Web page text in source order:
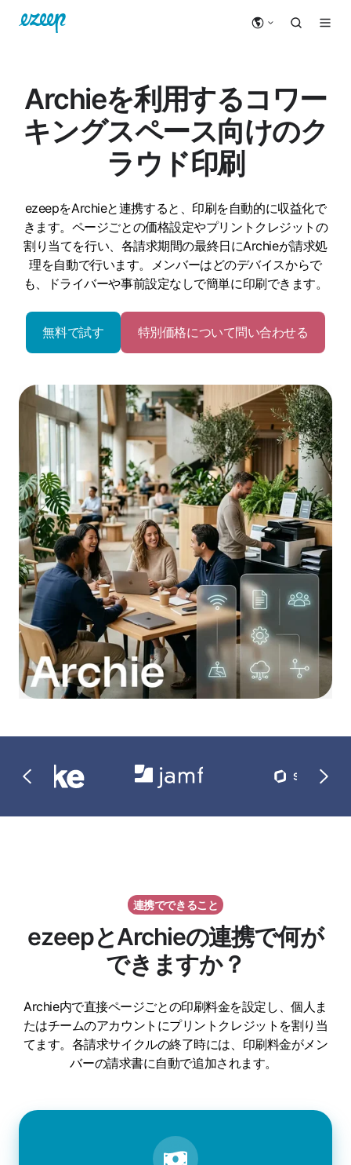
Archieを利用するコワー
キングスペース向けのク
ラウド印刷
ezeepをArchieと連携すると、印刷を自動的に収益化で
きます。ページごとの価格設定やプリントクレジットの
割り当てを行い、各請求期間の最終日にArchieが請求処
理を自動で行います。メンバーはどのデバイスからで
も、ドライバーや事前設定なしで簡単に印刷できます。
無料で試す 特別価格について問い合わせる
連携でできること
ezeepとArchieの連携で何が
できますか？
Archie内で直接ページごとの印刷料金を設定し、個人ま
たはチームのアカウントにプリントクレジットを割り当
てます。各請求サイクルの終了時には、印刷料金がメン
バーの請求書に自動で追加されます。